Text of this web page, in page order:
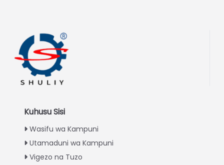
Kuhusu Sisi
Wasifu wa Kampuni
Utamaduni wa Kampuni
Vigezo na Tuzo